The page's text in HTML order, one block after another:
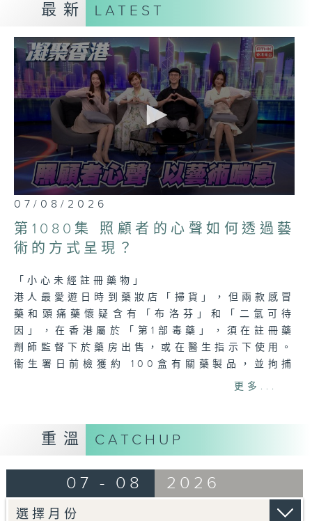
最新 LATEST
0
seconds
of
23
minutes,
7
07/08/2026
第1080集 照顧者的心聲如何透過藝
術的方式呈現？
「小心未經註冊藥物」
港人最愛遊日時到藥妝店「掃貨」，但兩款感冒
藥和頭痛藥懷疑含有「布洛芬」和「二氫可待
因」，在香港屬於「第1部毒藥」，須在註冊藥
劑師監督下於藥房出售，或在醫生指示下使用。
衞生署日前檢獲約 100盒有關藥製品，並拘捕
一人。市民購買藥物返港有甚麼風險？又會否觸
「照顧者心聲．以藝術喘息」
照顧患病親人與龐大醫療開支等，是照顧者的主
透過多位照顧者的藝術創作，真誠呈現他們在生
活與家庭間的心聲與承擔，喚起大眾對照顧者的
關注。
更多...
重溫 CATCHUP
07 - 08 2026